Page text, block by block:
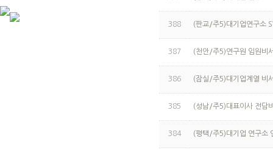
388 (판교/주5)대기업연구소
387 (천안/주5)연구원 임원비
386 (잠실/주5)대기업계열 비
385 (성남/주5)대표이사 전담
384 (평택/주5)대기업 연구소